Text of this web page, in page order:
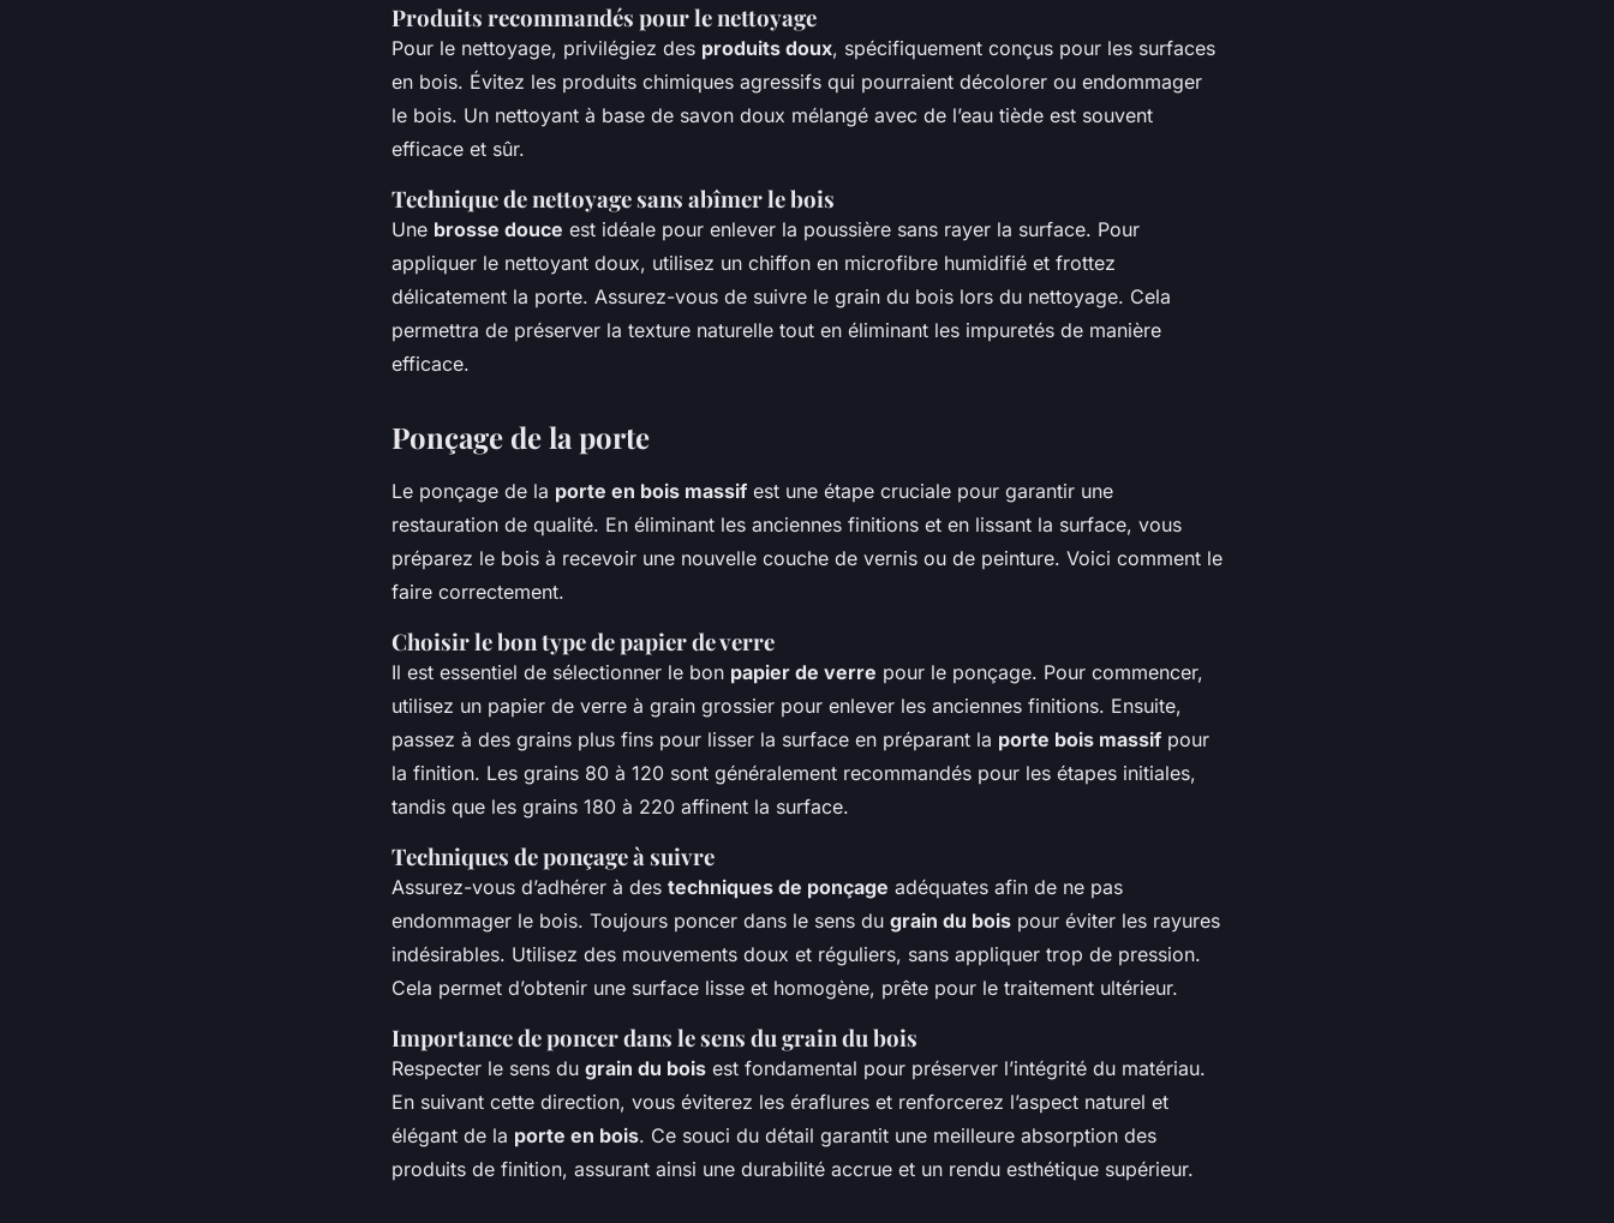
Produits recommandés pour le nettoyage
Pour le nettoyage, privilégiez des produits doux, spécifiquement conçus pour les surfaces
en bois. Évitez les produits chimiques agressifs qui pourraient décolorer ou endommager
le bois. Un nettoyant à base de savon doux mélangé avec de l’eau tiède est souvent
efficace et sûr.
Technique de nettoyage sans abîmer le bois
Une brosse douce est idéale pour enlever la poussière sans rayer la surface. Pour
appliquer le nettoyant doux, utilisez un chiffon en microfibre humidifié et frottez
délicatement la porte. Assurez-vous de suivre le grain du bois lors du nettoyage. Cela
permettra de préserver la texture naturelle tout en éliminant les impuretés de manière
efficace.
Ponçage de la porte
Le ponçage de la porte en bois massif est une étape cruciale pour garantir une
restauration de qualité. En éliminant les anciennes finitions et en lissant la surface, vous
préparez le bois à recevoir une nouvelle couche de vernis ou de peinture. Voici comment le
faire correctement.
Choisir le bon type de papier de verre
Il est essentiel de sélectionner le bon papier de verre pour le ponçage. Pour commencer,
utilisez un papier de verre à grain grossier pour enlever les anciennes finitions. Ensuite,
passez à des grains plus fins pour lisser la surface en préparant la porte bois massif pour
la finition. Les grains 80 à 120 sont généralement recommandés pour les étapes initiales,
tandis que les grains 180 à 220 affinent la surface.
Techniques de ponçage à suivre
Assurez-vous d’adhérer à des techniques de ponçage adéquates afin de ne pas
endommager le bois. Toujours poncer dans le sens du grain du bois pour éviter les rayures
indésirables. Utilisez des mouvements doux et réguliers, sans appliquer trop de pression.
Cela permet d’obtenir une surface lisse et homogène, prête pour le traitement ultérieur.
Importance de poncer dans le sens du grain du bois
Respecter le sens du grain du bois est fondamental pour préserver l’intégrité du matériau.
En suivant cette direction, vous éviterez les éraflures et renforcerez l’aspect naturel et
élégant de la porte en bois. Ce souci du détail garantit une meilleure absorption des
produits de finition, assurant ainsi une durabilité accrue et un rendu esthétique supérieur.